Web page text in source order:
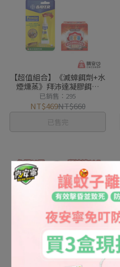
【超值組合】《滅蟑餌劑+水
煙燻蒸》拜沛達凝膠餌劑
12g+夜安寧速淨廣效水蒸煙
霧殺蟲劑
已銷售：295
NT$469NT$660
已售完
【超值組合】《強效滅蟑+防
蚊片》拜沛達蟑螂凝膠餌劑